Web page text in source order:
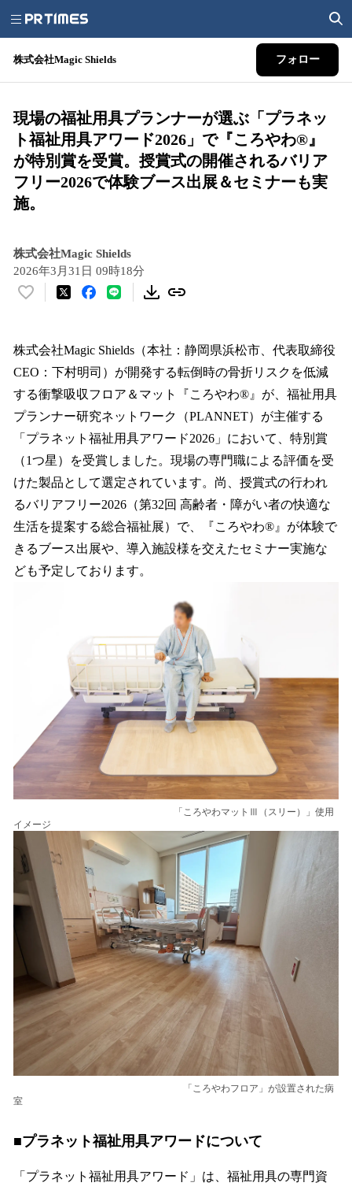
株式会社Magic Shields フォロー
現場の福祉用具プランナーが選ぶ「プラネッ
ト福祉用具アワード2026」で『ころやわ®』
が特別賞を受賞。授賞式の開催されるバリア
フリー2026で体験ブース出展＆セミナーも実
施。
株式会社Magic Shields
2026年3月31日 09時18分
い
！
数
読
み
込
み
中
で
す
株式会社Magic Shields（本社：静岡県浜松市、代表取締役
CEO：下村明司）が開発する転倒時の骨折リスクを低減
する衝撃吸収フロア＆マット『ころやわ®』が、福祉用具
プランナー研究ネットワーク（PLANNET）が主催する
「プラネット福祉用具アワード2026」において、特別賞
（1つ星）を受賞しました。現場の専門職による評価を受
けた製品として選定されています。尚、授賞式の行われ
るバリアフリー2026（第32回 高齢者・障がい者の快適な
生活を提案する総合福祉展）で、『ころやわ®』が体験で
きるブース出展や、導入施設様を交えたセミナー実施な
ども予定しております。
「ころやわマットⅢ（スリー）」使用
イメージ
「ころやわフロア」が設置された病
室
■プラネット福祉用具アワードについて
「プラネット福祉用具アワード」は、福祉用具の専門資